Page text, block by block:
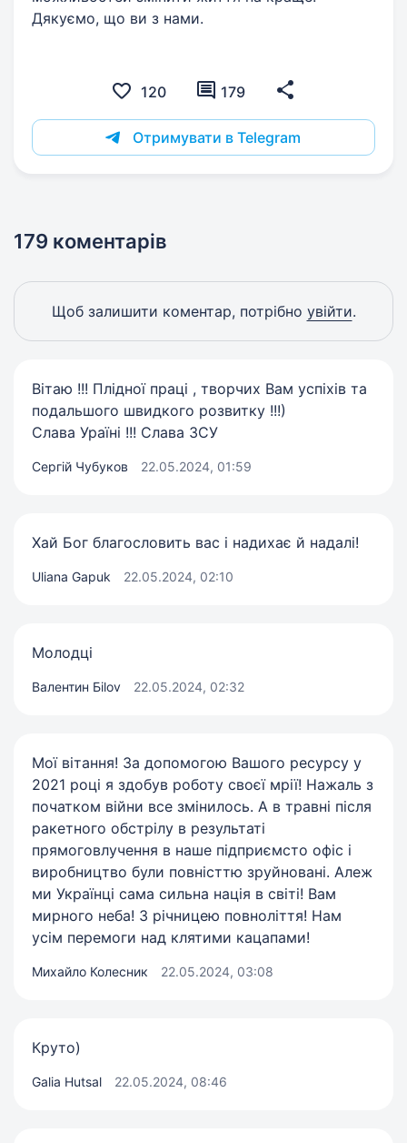
Дякуємо, що ви з нами.
120 179
Отримувати в Telegram
179 коментарів
Щоб залишити коментар, потрібно увійти.
Вітаю !!! Плідної праці , творчих Вам успіхів та
подальшого швидкого розвитку !!!)
Слава Ураїні !!! Слава ЗСУ
Сергій Чубуков 22.05.2024, 01:59
Хай Бог благословить вас і надихає й надалі!
Uliana Gapuk 22.05.2024, 02:10
Молодці
Валентин Бilov 22.05.2024, 02:32
Мої вітання! За допомогою Вашого ресурсу у
2021 році я здобув роботу своєї мрії! Нажаль з
початком війни все змінилось. А в травні після
ракетного обстрілу в результаті
прямоговлучення в наше підприємсто офіс і
виробництво були повністтю зруйновані. Алеж
ми Українці сама сильна нація в світі! Вам
мирного неба! З річницею повноліття! Нам
усім перемоги над клятими кацапами!
Михайло Колесник 22.05.2024, 03:08
Круто)
Galia Hutsal 22.05.2024, 08:46